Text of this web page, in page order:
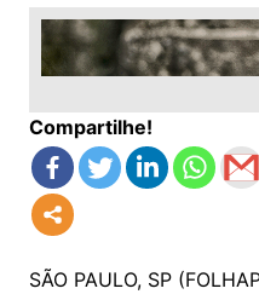
Compartilhe!
SÃO PAULO, SP